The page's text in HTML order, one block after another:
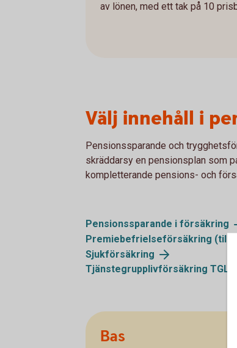
av lönen, med ett tak på 10
Välj innehåll i
Pensionssparande och
skräddarsy en pensionsplan som
kompletterande pensions- och
Pensionssparande i försäkring
Premiebefrielseförsäkring
Sjukförsäkring
Tjänstegrupplivförsäkring TGL
Bas